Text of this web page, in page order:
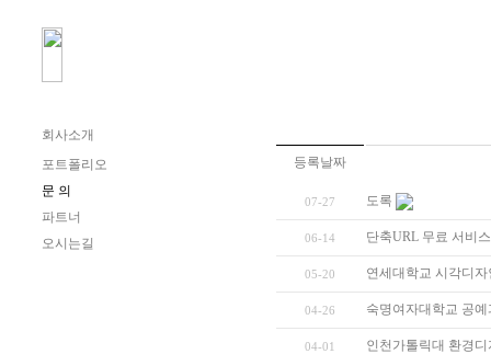
회사소개
포트폴리오
문 의
파트너
오시는길
등록날짜
07-27 도록
06-14 단축URL 무료 서비
05-20 연세대학교 시각디
04-26 숙명여자대학교 공
04-01 인천가톨릭대 환경